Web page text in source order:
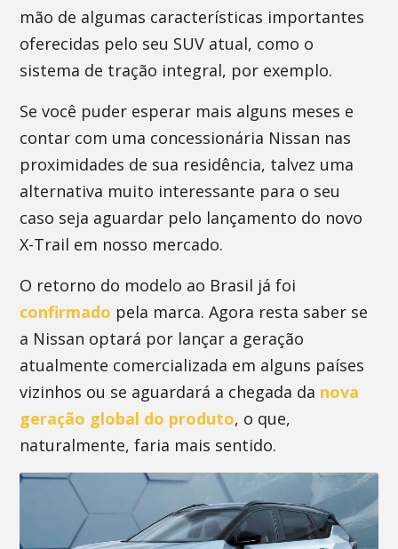
mão de algumas características importantes
oferecidas pelo seu SUV atual, como o
sistema de tração integral, por exemplo.
Se você puder esperar mais alguns meses e
contar com uma concessionária Nissan nas
proximidades de sua residência, talvez uma
alternativa muito interessante para o seu
caso seja aguardar pelo lançamento do novo
X-Trail em nosso mercado.
O retorno do modelo ao Brasil já foi
confirmado pela marca. Agora resta saber se
a Nissan optará por lançar a geração
atualmente comercializada em alguns países
vizinhos ou se aguardará a chegada da nova
geração global do produto, o que,
naturalmente, faria mais sentido.